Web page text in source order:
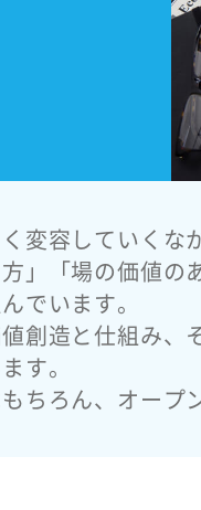
変容していくなか
」「場の価値
でいます。
創造と仕組み、
す。
ちろん、オープ